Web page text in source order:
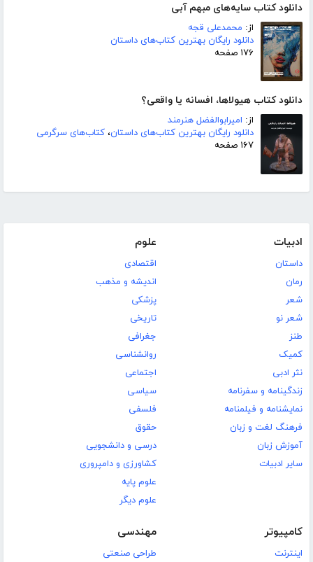
دانلود کتاب سایه‌های مبهم آبی
از: محمدعلی قجه
دانلود رایگان بهترین کتاب‌های داستان
۱۷۶ صفحه
دانلود کتاب هیولاها، افسانه یا واقعی؟
از: امیرابوالفضل هنرمند
دانلود رایگان بهترین کتاب‌های داستان، کتاب‌های سرگرمی
۱۶۷ صفحه
ادبیات
داستان
رمان
شعر
شعر نو
طنز
کمیک
نثر ادبی
زندگینامه و سفرنامه
نمایشنامه و فیلمنامه
فرهنگ لغت و زبان
آموزش زبان
سایر ادبیات
علوم
اقتصادی
اندیشه و مذهب
پزشکی
تاریخی
جغرافی
روانشناسی
اجتماعی
سیاسی
فلسفی
حقوق
درسی و دانشجویی
کشاورزی و دامپروری
علوم پایه
علوم دیگر
کامپیوتر
اینترنت
مهندسی
طراحی صنعتی